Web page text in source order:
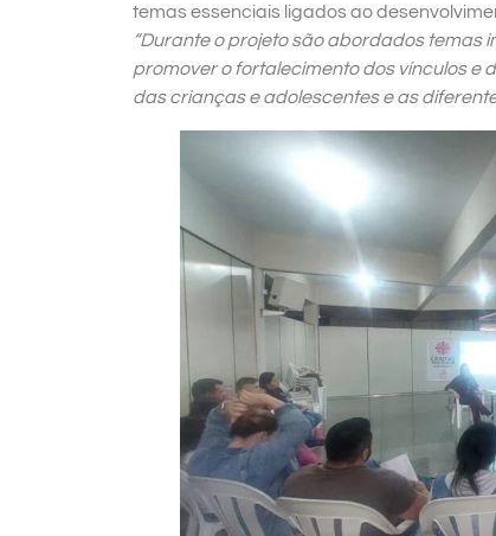
temas essenciais ligados ao
“Durante o projeto são abordados temas
promover o fortalecimento dos vínculos e
das crianças e adolescentes e as